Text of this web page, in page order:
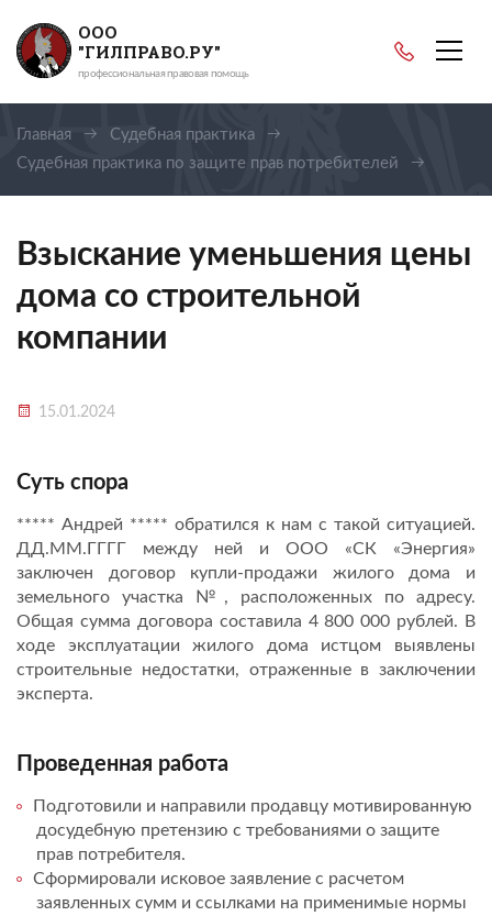
ООО
"ГИЛПРАВО.РУ"
профессиональная правовая помощь
Главная
Судебная практика
Судебная практика по защите прав потребителей
Взыскание уменьшения цены дома со строительной
Взыскание уменьшения цены
дома со строительной
компании
15.01.2024
Суть спора
***** Андрей ***** обратился к нам с такой ситуацией.
ДД.ММ.ГГГГ между ней и ООО «СК «Энергия»
заключен договор купли-продажи жилого дома и
земельного участка №, расположенных по адресу.
Общая сумма договора составила 4 800 000 рублей. В
ходе эксплуатации жилого дома истцом выявлены
строительные недостатки, отраженные в заключении
эксперта.
Проведенная работа
Подготовили и направили продавцу мотивированную
досудебную претензию с требованиями о защите
прав потребителя.
Сформировали исковое заявление с расчетом
заявленных сумм и ссылками на применимые нормы